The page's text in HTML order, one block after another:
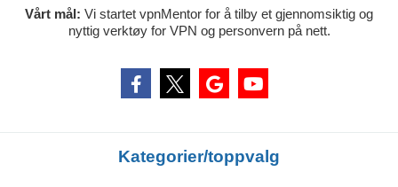
Vårt mål: Vi startet vpnMentor for å tilby et gjennomsiktig og
nyttig verktøy for VPN og personvern på nett.
Kategorier/toppvalg